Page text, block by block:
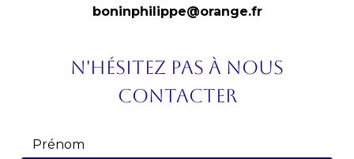
boninphilippe@orange.fr
N'hésitez pas à nous
contacter